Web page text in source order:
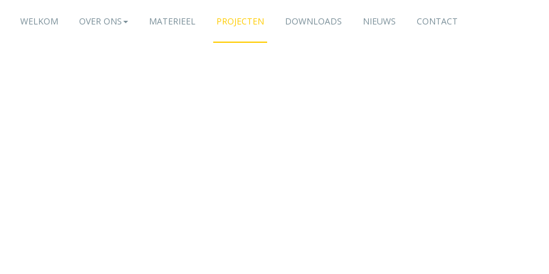
WELKOM OVER ONS MATERIEEL PROJECTEN DOWNLOADS NIEUWS CONTACT